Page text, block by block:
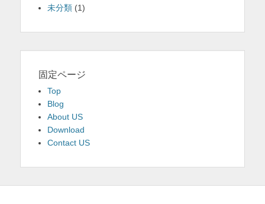
未分類 (1)
固定ページ
Top
Blog
About US
Download
Contact US